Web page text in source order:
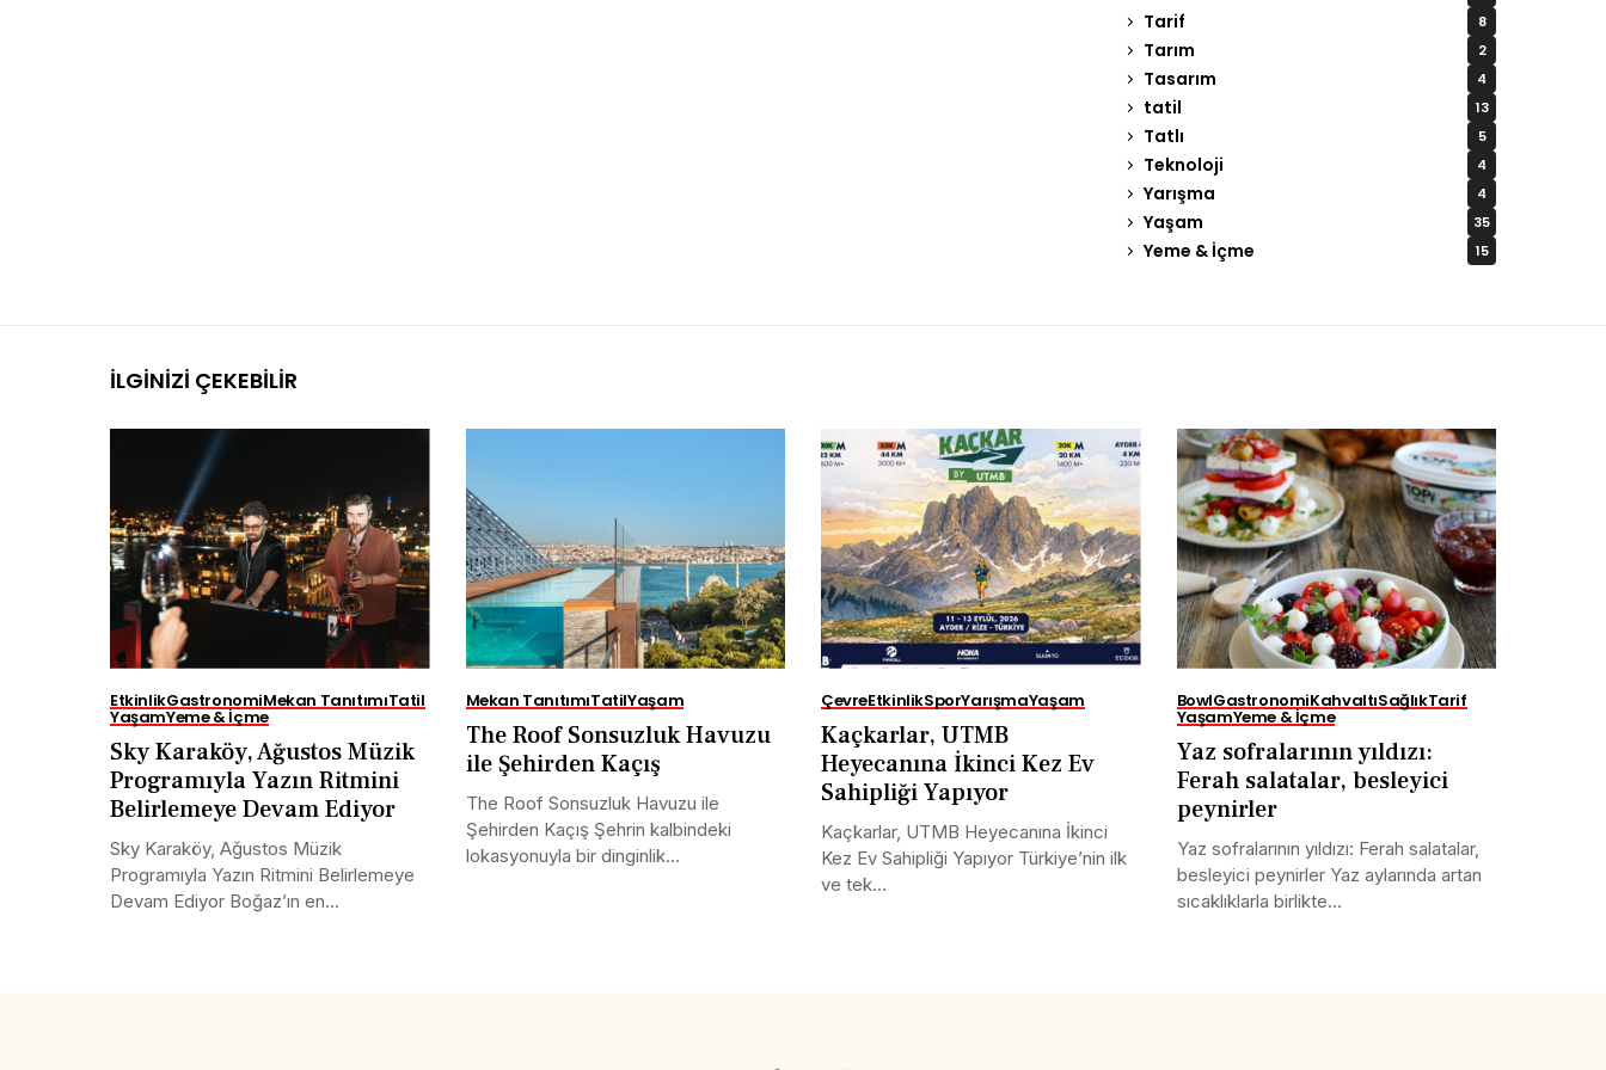
Tarif 8
Tarım 2
Tasarım 4
tatil 13
Tatlı 5
Teknoloji 4
Yarışma 4
Yaşam 35
Yeme & İçme 15
İLGINIZI ÇEKEBILIR
EtkinlikGastronomiMekan TanıtımıTatil
YaşamYeme & İçme
Sky Karaköy, Ağustos Müzik
Programıyla Yazın Ritmini
Belirlemeye Devam Ediyor
Sky Karaköy, Ağustos Müzik
Programıyla Yazın Ritmini Belirlemeye
Devam Ediyor Boğaz’ın en...
Mekan TanıtımıTatilYaşam
The Roof Sonsuzluk Havuzu
ile Şehirden Kaçış
The Roof Sonsuzluk Havuzu ile
Şehirden Kaçış Şehrin kalbindeki
lokasyonuyla bir dinginlik...
ÇevreEtkinlikSporYarışmaYaşam
Kaçkarlar, UTMB
Heyecanına İkinci Kez Ev
Sahipliği Yapıyor
Kaçkarlar, UTMB Heyecanına İkinci
Kez Ev Sahipliği Yapıyor Türkiye’nin ilk
ve tek...
BowlGastronomiKahvaltıSağlıkTarif
YaşamYeme & İçme
Yaz sofralarının yıldızı:
Ferah salatalar, besleyici
peynirler
Yaz sofralarının yıldızı: Ferah salatalar,
besleyici peynirler Yaz aylarında artan
sıcaklıklarla birlikte...